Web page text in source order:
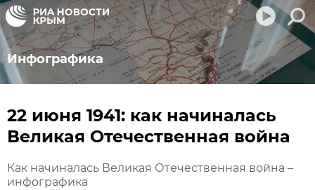
Инфографика
22 июня 1941: как начиналась
Великая Отечественная война
Как начиналась Великая Отечественная война –
инфографика